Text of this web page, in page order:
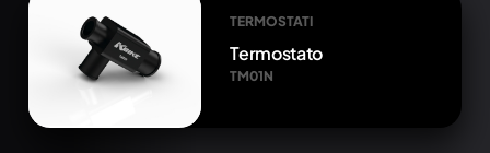
TERMOSTATI
Termostato
TM01N